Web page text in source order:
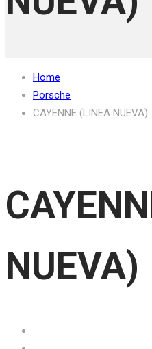
Home
Porsche
CAYENNE (LINEA NUEVA)
NUEVA)